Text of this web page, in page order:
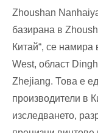
Zhoushan
базирана в
Китай“, се
West, област
Zhejiang. Това е
производители в
изследването,